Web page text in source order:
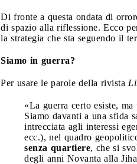
Di fronte a questa ondata di
di spazio alla riflessione. Ecco
la strategia che sta seguendo il
Siamo in guerra?
Per usare le parole della rivista
«La guerra certo esiste,
Siamo davanti a una sfida
intrecciata agli interessi
ecc.), nel quadro
senza quartiere, che si
degli anni Novanta alla